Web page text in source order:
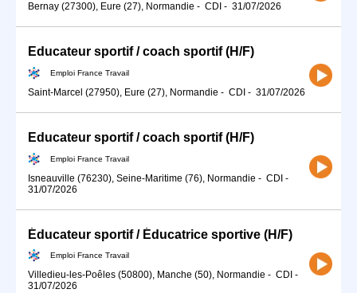
Bernay (27300), Eure (27), Normandie - CDI - 31/07/2026
Educateur sportif / coach sportif (H/F)
Emploi France Travail
Saint-Marcel (27950), Eure (27), Normandie - CDI - 31/07/2026
Educateur sportif / coach sportif (H/F)
Emploi France Travail
Isneauville (76230), Seine-Maritime (76), Normandie - CDI -
31/07/2026
Éducateur sportif / Éducatrice sportive (H/F)
Emploi France Travail
Villedieu-les-Poêles (50800), Manche (50), Normandie - CDI -
31/07/2026